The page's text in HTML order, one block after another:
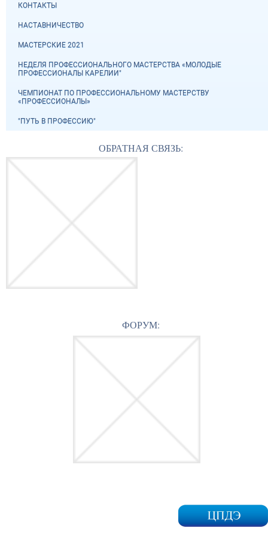
КОНТАКТЫ
НАСТАВНИЧЕСТВО
МАСТЕРСКИЕ 2021
НЕДЕЛЯ ПРОФЕССИОНАЛЬНОГО МАСТЕРСТВА «МОЛОДЫЕ
ПРОФЕССИОНАЛЫ КАРЕЛИИ"
ЧЕМПИОНАТ ПО ПРОФЕССИОНАЛЬНОМУ МАСТЕРСТВУ
«ПРОФЕССИОНАЛЫ»
"ПУТЬ В ПРОФЕССИЮ"
ОБРАТНАЯ СВЯЗЬ:
ФОРУМ: